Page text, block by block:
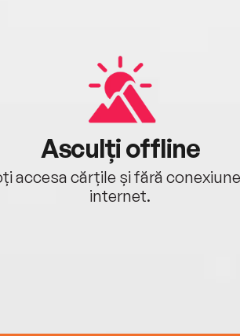
Asculți offline
accesa cărțile și fără conexiune
internet.